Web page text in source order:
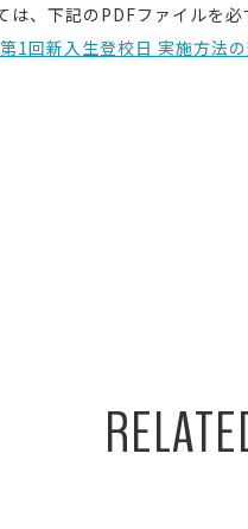
、下記のPDFファイルを必
第1回新入生登校日 実施方法